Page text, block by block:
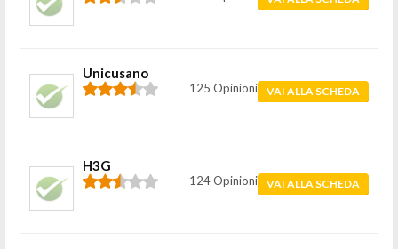
Unicusano
125 Opinioni VAI ALLA SCHEDA
H3G
124 Opinioni VAI ALLA SCHEDA